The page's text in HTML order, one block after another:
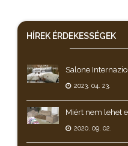
HÍREK ÉRDEKESSÉGEK
Salone
2023. 04. 23.
Miért nem lehet
2020. 09. 02.